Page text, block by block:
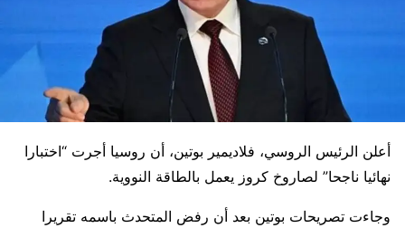
أعلن الرئيس الروسي، فلاديمير بوتين، أن روسيا أجرت “اختبارا
نهائيا ناجحا” لصاروخ كروز يعمل بالطاقة النووية.
وجاءت تصريحات بوتين بعد أن رفض المتحدث باسمه تقريرا